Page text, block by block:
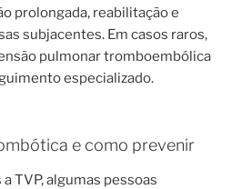
prolongada, reabilitação e
subjacentes. Em casos raros,
pulmonar tromboembólica
especializado.
e como prevenir
TVP, algumas pessoas